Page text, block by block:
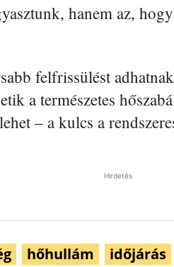
hanem az,
felfrissülést
a természetes
– a kulcs a
Hirdetés
hőhullám időjárás